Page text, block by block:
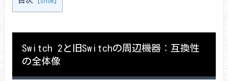
Switch 2と旧Switchの周辺機器：互換性
の全体像